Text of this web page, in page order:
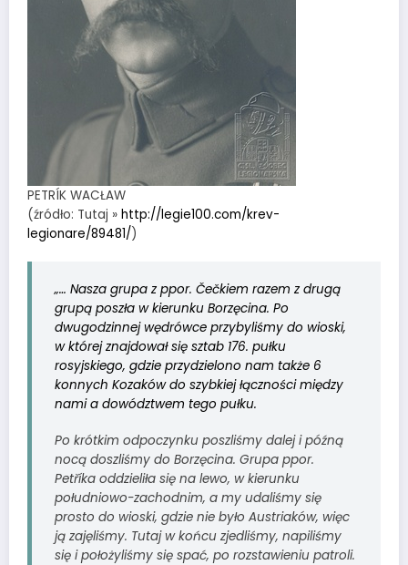
PETRÍK WACŁAW
(źródło: Tutaj » http://legie100.com/krev-
legionare/89481/)
„… Nasza grupa z ppor. Čečkiem razem z drugą
grupą poszła w kierunku Borzęcina. Po
dwugodzinnej wędrówce przybyliśmy do wioski,
w której znajdował się sztab 176. pułku
rosyjskiego, gdzie przydzielono nam także 6
konnych Kozaków do szybkiej łączności między
nami a dowództwem tego pułku.
Po krótkim odpoczynku poszliśmy dalej i późną
nocą doszliśmy do Borzęcina. Grupa ppor.
Petříka oddzieliła się na lewo, w kierunku
południowo-zachodnim, a my udaliśmy się
prosto do wioski, gdzie nie było Austriaków, więc
ją zajęliśmy. Tutaj w końcu zjedliśmy, napiliśmy
się i położyliśmy się spać, po rozstawieniu patroli.